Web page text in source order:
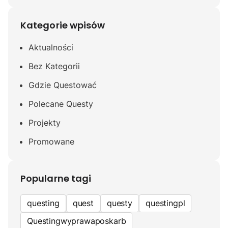
Kategorie wpisów
Aktualności
Bez Kategorii
Gdzie Questować
Polecane Questy
Projekty
Promowane
Popularne tagi
questing quest questy
questingpl
Questingwyprawaposkarb